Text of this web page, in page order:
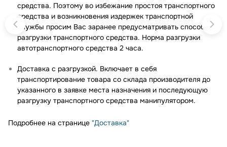
средства. Поэтому во избежание простоя транспортного
средства и возникновения издержек транспортной
службы просим Вас заранее предусматривать способ
разгрузки транспортного средства. Норма разгрузки
автотранспортного средства 2 часа.
Доставка с разгрузкой. Включает в себя
транспортирование товара со склада производителя до
указанного в заявке места назначения и последующую
разгрузку транспортного средства манипулятором.
Подробнее на странице "Доставка"